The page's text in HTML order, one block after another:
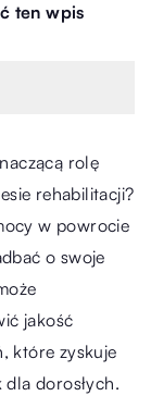
ten wpis
rolę
rehabilitacji?
w powrocie
o swoje
jakość
które zyskuje
dorosłych.